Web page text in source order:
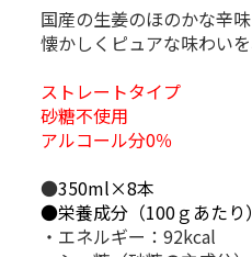
国産の生姜のほのかな辛
懐かしくピュアな味わい
ストレートタイプ
砂糖不使用
アルコール分0％
●350ml×8本
●栄養成分（100ｇあたり）
・エネルギー：92kcal